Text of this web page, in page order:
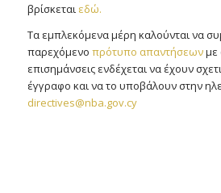
βρίσκεται εδώ.
Τα εμπλεκόμενα μέρη καλούνται να
παρεχόμενο πρότυπο απαντήσεωνμε
επισημάνσεις ενδέχεται να έχουν
έγγραφο και να το υποβάλουν στην
directives@nba.gov.cy